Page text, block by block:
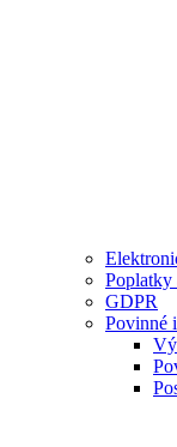
Poplatky
GDPR
Povinné